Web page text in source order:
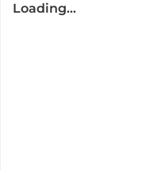
Loading...